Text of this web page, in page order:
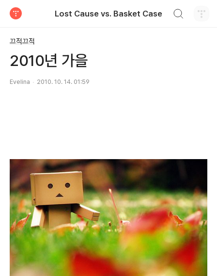
Lost Cause vs. Basket Case
끄적끄적
2010년 가을
Evelina 2010. 10. 14. 01:59